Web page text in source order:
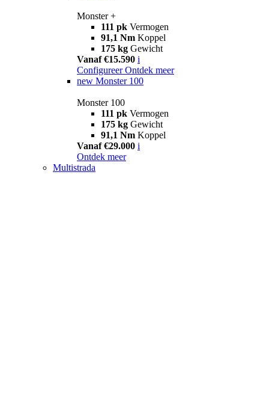
Monster +
111 pk Vermogen
91,1 Nm Koppel
175 kg Gewicht
Vanaf €15.590 i
Configureer Ontdek meer
new Monster 100
Monster 100
111 pk Vermogen
175 kg Gewicht
91,1 Nm Koppel
Vanaf €29.000 i
Ontdek meer
Multistrada